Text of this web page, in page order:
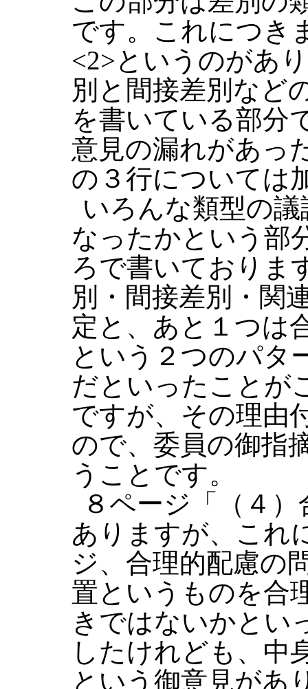
です。これにつき
<2>というのがあ
別と間接差別など
を書いている部分
意見の漏れがあっ
の３行については
いろんな類型の
なったかという部
ろで書いておりま
別・間接差別・関
定と、あと１つは
という２つのパタ
だといったことが
ですが、その理由
ので、委員の御指
うことです。
８ページ「（４
ありますが、これ
ジ、合理的配慮の
置というものを合
きではないかとい
したけれども、中
という御意見があ